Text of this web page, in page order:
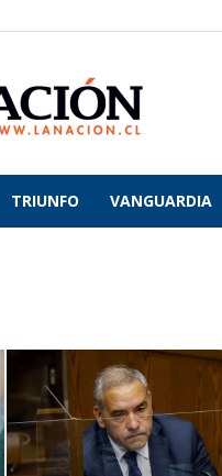
La
Nación
TRIUNFO VANGUARDIA